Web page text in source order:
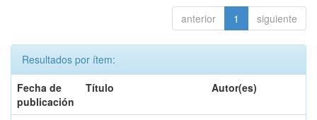
anterior 1 siguiente
Resultados por ítem:
Fecha de
publicación
Título Autor(es)